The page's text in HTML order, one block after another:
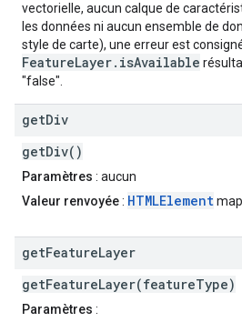
vectorielle, aucun calque de
les données ni aucun ensemble de
style de carte), une erreur est
FeatureLayer.isAvailable
"false".
getDiv
getDiv()
Paramètres : aucun
Valeur renvoyée: HTMLElement
getFeatureLayer
getFeatureLayer(featureType)
Paramètres :